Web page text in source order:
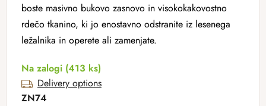
boste masivno bukovo zasnovo in visokokakovostno
rdečo tkanino, ki jo enostavno odstranite iz lesenega
ležalnika in operete ali zamenjate.
Na zalogi (413 ks)
Delivery options
ZN74